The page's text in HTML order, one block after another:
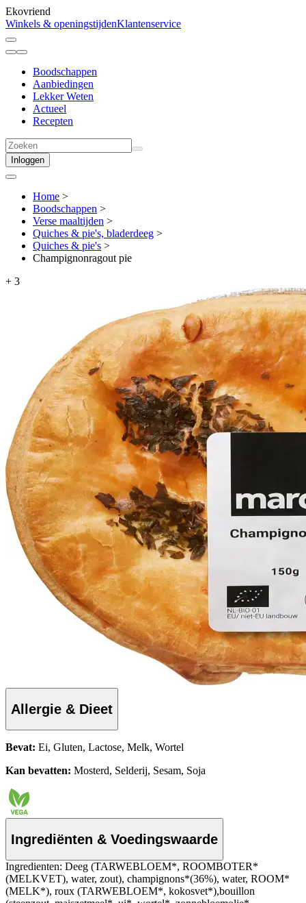
Ekovriend
Winkels & openingstijdenKlantenservice
Boodschappen
Aanbiedingen
Lekker Weten
Actueel
Recepten
Inloggen
Home >
Boodschappen >
Verse maaltijden >
Quiches & pie's, bladerdeeg >
Quiches & pie's >
Champignonragout pie
+ 3
Allergie & Dieet
Bevat: Ei, Gluten, Lactose, Melk, Wortel
Kan bevatten: Mosterd, Selderij, Sesam, Soja
Ingrediënten & Voedingswaarde
Ingredienten: Deeg (TARWEBLOEM*, ROOMBOTER*
(MELKVET), water, zout), champignons*(36%), water, ROOM*
(MELK*), roux (TARWEBLOEM*, kokosvet*),bouillon